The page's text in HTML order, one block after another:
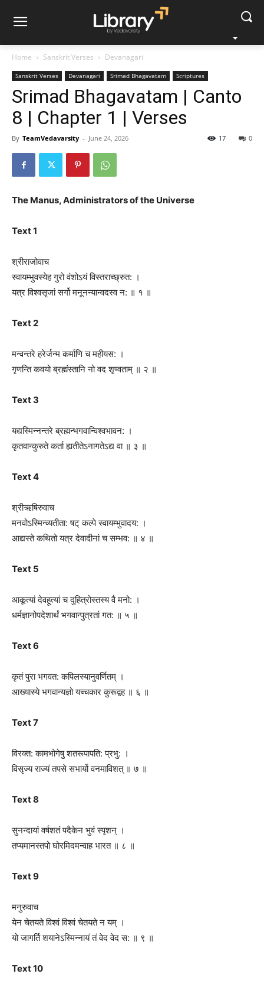
Home Sanskrit Verses Devanagari
Sanskrit Verses Devanagari Srimad Bhagavatam Scriptures
Srimad Bhagavatam | Canto
8 | Chapter 1 | Verses
By TeamVedavarsity - June 24, 2026 0
17
The Manus, Administrators of the Universe
Text 1
श्रीराजोवाच
स्वायम्भुवस्येह गुरो वंशोऽयं विस्तराच्छ्रुत: ।
यत्र विश्वसृजां सर्गो मनूनन्यान्वदस्व न: ॥ १ ॥
Text 2
मन्वन्तरे हरेर्जन्म कर्माणि च महीयस: ।
गृणन्ति कवयो ब्रह्मंस्तानि नो वद श‍ृण्वताम् ॥ २ ॥
Text 3
यद्यस्मिन्नन्तरे ब्रह्मन्भगवान्विश्वभावन: ।
कृतवान्कुरुते कर्ता ह्यतीतेऽनागतेऽद्य वा ॥ ३ ॥
Text 4
श्रीऋषिरुवाच
मनवोऽस्मिन्व्यतीता: षट् कल्पे स्वायम्भुवादय: ।
आद्यस्ते कथितो यत्र देवादीनां च सम्भव: ॥ ४ ॥
Text 5
आकूत्यां देवहूत्यां च दुहित्रोस्तस्य वै मनो: ।
धर्मज्ञानोपदेशार्थं भगवान्पुत्रतां गत: ॥ ५ ॥
Text 6
कृतं पुरा भगवत: कपिलस्यानुवर्णितम् ।
आख्यास्ये भगवान्यज्ञो यच्चकार कुरूद्वह ॥ ६ ॥
Text 7
विरक्त: कामभोगेषु शतरूपापति: प्रभु: ।
विसृज्य राज्यं तपसे सभार्यो वनमाविशत् ॥ ७ ॥
Text 8
सुनन्दायां वर्षशतं पदैकेन भुवं स्पृशन् ।
तप्यमानस्तपो घोरमिदमन्वाह भारत ॥ ८ ॥
Text 9
मनुरुवाच
येन चेतयते विश्वं विश्वं चेतयते न यम् ।
यो जागर्ति शयानेऽस्मिन्नायं तं वेद वेद स: ॥ ९ ॥
Text 10